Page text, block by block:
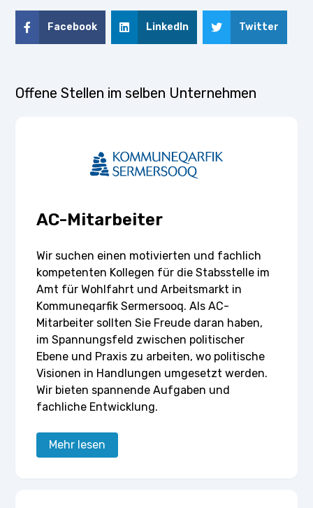
Facebook LinkedIn Twitter
Offene Stellen im selben Unternehmen
AC-Mitarbeiter
Wir suchen einen motivierten und fachlich
kompetenten Kollegen für die Stabsstelle im
Amt für Wohlfahrt und Arbeitsmarkt in
Kommuneqarfik Sermersooq. Als AC-
Mitarbeiter sollten Sie Freude daran haben,
im Spannungsfeld zwischen politischer
Ebene und Praxis zu arbeiten, wo politische
Visionen in Handlungen umgesetzt werden.
Wir bieten spannende Aufgaben und
fachliche Entwicklung.
Mehr lesen